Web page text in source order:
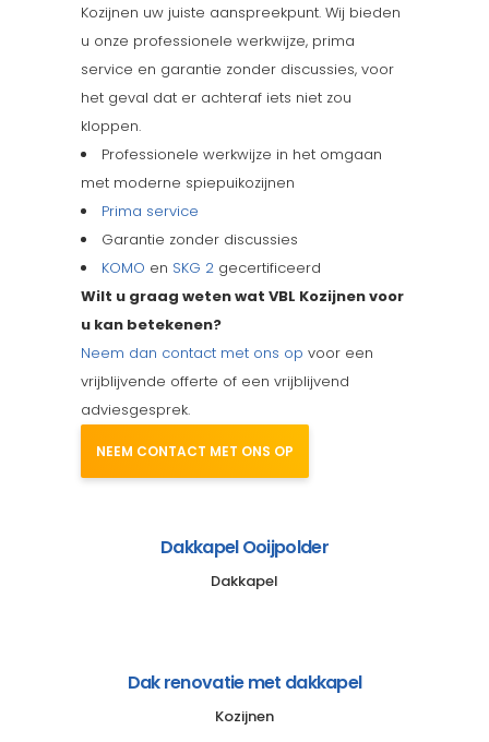
Kozijnen uw juiste aanspreekpunt. Wij bieden
u onze professionele werkwijze, prima
service en garantie zonder discussies, voor
het geval dat er achteraf iets niet zou
kloppen.
Professionele werkwijze in het omgaan
met moderne spiepuikozijnen
Prima service
Garantie zonder discussies
KOMO en SKG 2 gecertificeerd
Wilt u graag weten wat VBL Kozijnen voor
u kan betekenen?
Neem dan contact met ons op voor een
vrijblijvende offerte of een vrijblijvend
adviesgesprek.
NEEM CONTACT MET ONS OP
Dakkapel Ooijpolder
Dakkapel
Dak renovatie met dakkapel
Kozijnen